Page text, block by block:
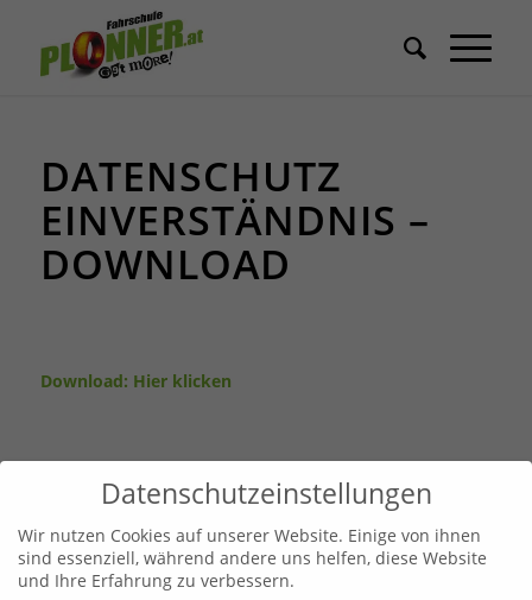
DATENSCHUTZ
EINVERSTÄNDNIS –
DOWNLOAD
Download: Hier klicken
Leoben
Telefon:03842 44254
Datenschutzeinstellungen
Wir nutzen Cookies auf unserer Website. Einige von ihnen
sind essenziell, während andere uns helfen, diese Website
und Ihre Erfahrung zu verbessern.